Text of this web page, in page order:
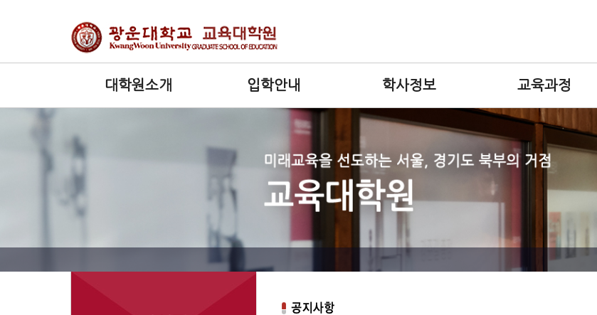
대학원소개 입학안내 학사정보 교육과정